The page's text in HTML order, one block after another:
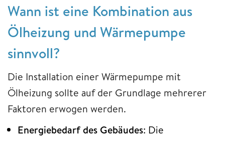
Wann ist eine Kombination aus
Ölheizung und Wärmepumpe
sinnvoll?
Die Installation einer Wärmepumpe mit
Ölheizung sollte auf der Grundlage mehrerer
Faktoren erwogen werden.
Energiebedarf des Gebäudes: Die